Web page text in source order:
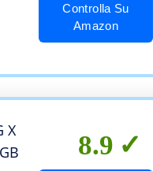
Controlla Su
Amazon
X
8.9